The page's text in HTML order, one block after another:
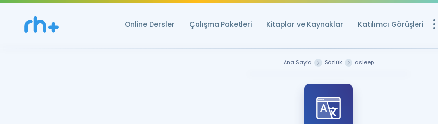
Online Dersler Çalışma Paketleri Kitaplar ve Kaynaklar Katılımcı Görüşleri
Ana Sayfa Sözlük asleep